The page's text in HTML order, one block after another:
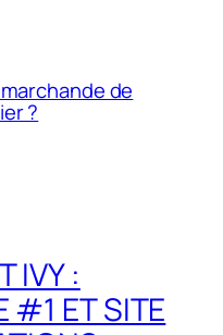
de
?
IVY :
#1 ET SITE